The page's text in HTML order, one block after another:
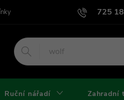
725
Podmínky užití webu
Ruční nářadí Zahradní